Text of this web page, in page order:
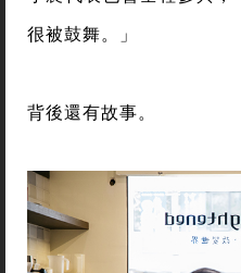
很被鼓舞。」
背後還有故事。